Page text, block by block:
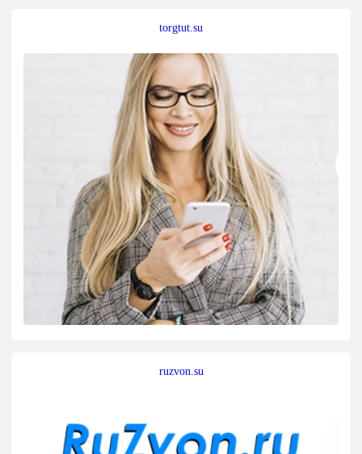
torgtut.su
ruzvon.su